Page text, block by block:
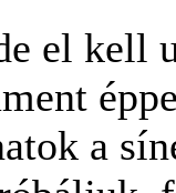
el kell
a